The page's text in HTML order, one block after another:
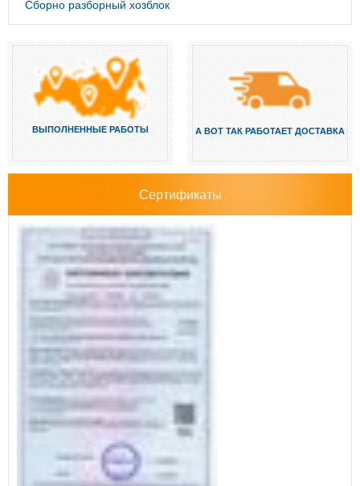
Сборно разборный хозблок
ВЫПОЛНЕННЫЕ РАБОТЫ А ВОТ ТАК РАБОТАЕТ ДОСТАВКА
Сертификаты